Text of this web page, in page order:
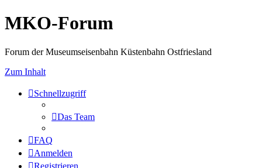
MKO-Forum
Forum der Museumseisenbahn Küstenbahn Ostfriesland
Zum Inhalt
Schnellzugriff
Das Team
FAQ
Anmelden
Registrieren